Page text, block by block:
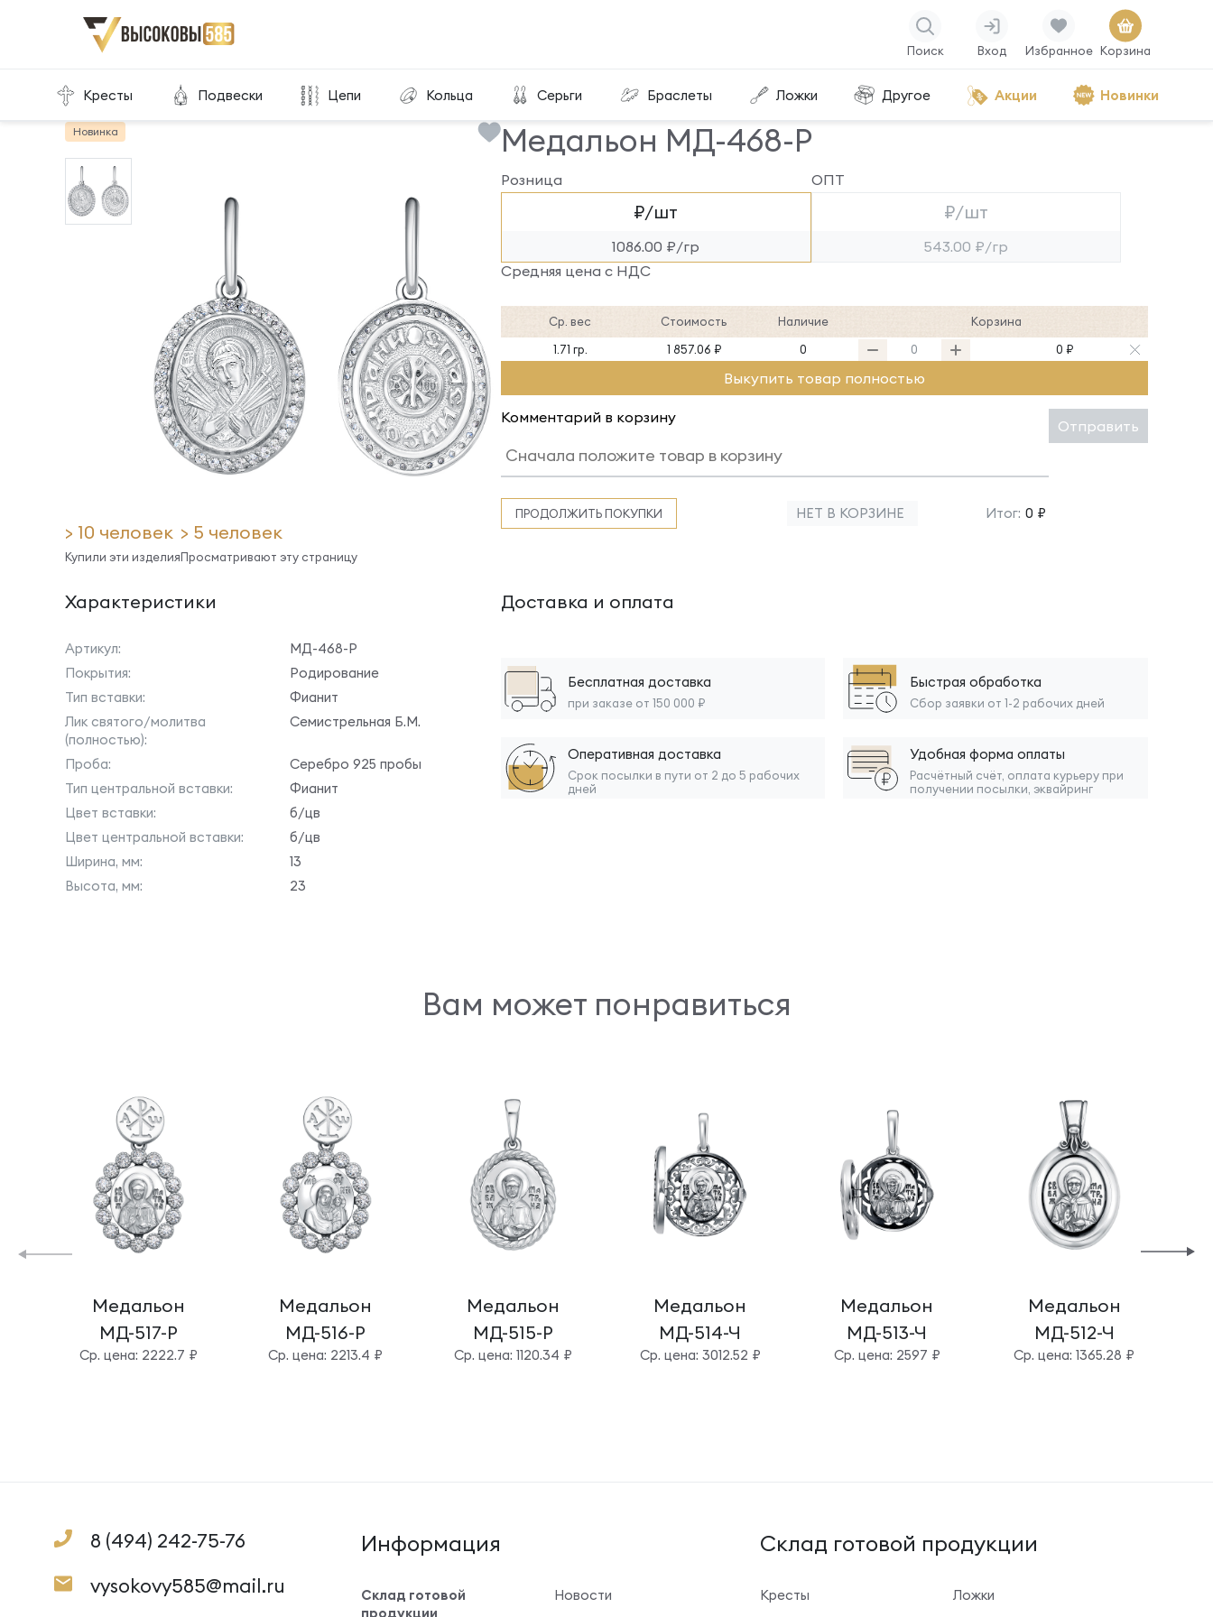
Поиск Вход Избранное Корзина
Кресты Подвески Цепи Кольца Серьги Браслеты Ложки Другое Акции Новинки
Главная Склад готовой продукции Медальон МД-468-Р
Новинка
> 10 человек
Купили эти изделия
> 5 человек
Просматривают эту страницу
Медальон МД-468-Р
Розница
₽/шт
1086.00 ₽/гр
ОПТ
₽/шт
543.00 ₽/гр
Средняя цена с НДС
Ср. вес Стоимость Наличие
Корзина
1.71 гр.
1 857.06 ₽ 0 0 ₽
Выкупить товар полностью
Комментарий в корзину Отправить
ПРОДОЛЖИТЬ ПОКУПКИ НЕТ В КОРЗИНЕ Итог: 0 ₽
Характеристики
Артикул:
МД-468-Р
Покрытия:
Родирование
Тип вставки:
Фианит
Лик святого/молитва
(полностью):
Семистрельная Б.М.
Проба:
Серебро 925 пробы
Тип центральной вставки:
Фианит
Цвет вставки:
б/цв
Цвет центральной вставки:
б/цв
Ширина, мм:
13
Высота, мм:
23
Доставка и оплата
Бесплатная доставка
при заказе от 150 000 ₽
Быстрая обработка
Сбор заявки от 1-2 рабочих дней
Оперативная доставка
Срок посылки в пути от 2 до 5 рабочих
дней
Удобная форма оплаты
Расчётный счёт, оплата курьеру при
получении посылки, эквайринг
Вам может понравиться
Медальон
МД-517-Р
Cр. цена: 2222.7 ₽
Медальон
МД-516-Р
Cр. цена: 2213.4 ₽
Медальон
МД-515-Р
Cр. цена: 1120.34 ₽
Медальон
МД-514-Ч
Cр. цена: 3012.52 ₽
Медальон
МД-513-Ч
Cр. цена: 2597 ₽
Медальон
МД-512-Ч
Cр. цена: 1365.28 ₽
8 (494) 242-75-76
vysokovy585@mail.ru
Информация
Склад готовой
продукции
Новости
Cклад готовой продукции
Кресты
Ложки